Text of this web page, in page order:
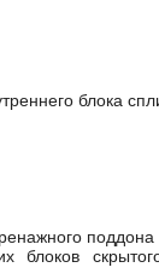
блока
поддона
блоков